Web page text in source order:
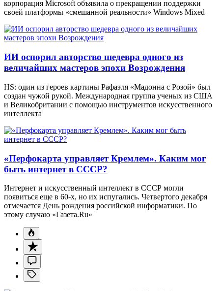
корпорация Microsoft объявила о прекращении поддержки
своей платформы «смешанной реальности» Windows Mixed
ИИ оспорил авторство шедевра одного из
величайших мастеров эпохи Возрождения
HS: один из героев картины Рафаэля «Мадонна с Розой» был
создан чужой рукой. Международная группа ученых из США
и Великобритании с помощью инструментов искусственного
интеллекта
«Перфокарта управляет Кремлем». Каким мог
быть интернет в СССР?
Интернет и искусственный интеллект в СССР могли
появиться еще в 60-х, но их испугались. Четвертого декабря
отмечается День рождения российской информатики. По
этому случаю «Газета.Ru»